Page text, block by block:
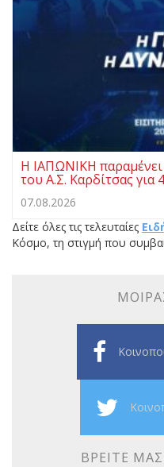
Η ΙΑΠΩΝΙΚΗ
του Α.Σ. Καρδίτσας για
07.08.2026
Δείτε όλες τις τελευταίες
Κόσμο, τη στιγμή που
ΒΡΕΊΤΕ ΜΑΣ